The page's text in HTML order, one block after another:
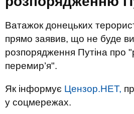
Ватажок донецьких
прямо заявив, що не буде
розпорядження Путіна про
перемир’я".
Як інформує Цензор.НЕТ,
у соцмережах.